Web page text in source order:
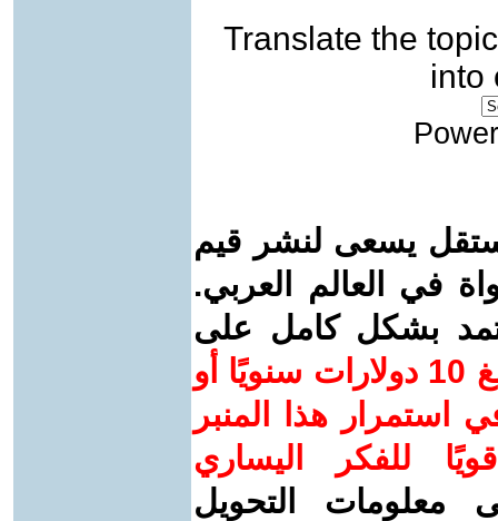
Translate the topic
into
يسعى لنشر قيم
في العالم العربي.
بشكل كامل على
ساهم/ي معنا! بدعمكم بمبلغ 10 دولارات سنويًا أو
استمرار هذا المنبر
للفكر اليساري
معلومات التحويل